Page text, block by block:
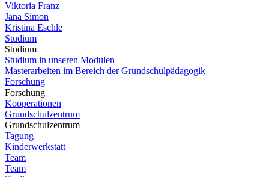
Viktoria Franz
Jana Simon
Kristina Eschle
Studium
Studium
Studium in unseren Modulen
Masterarbeiten im Bereich der Grundschulpädagogik
Forschung
Forschung
Kooperationen
Grundschulzentrum
Grundschulzentrum
Tagung
Kinderwerkstatt
Team
Team